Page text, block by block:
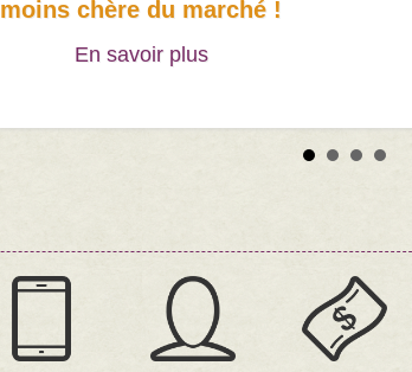
moins chère du marché !
En savoir plus